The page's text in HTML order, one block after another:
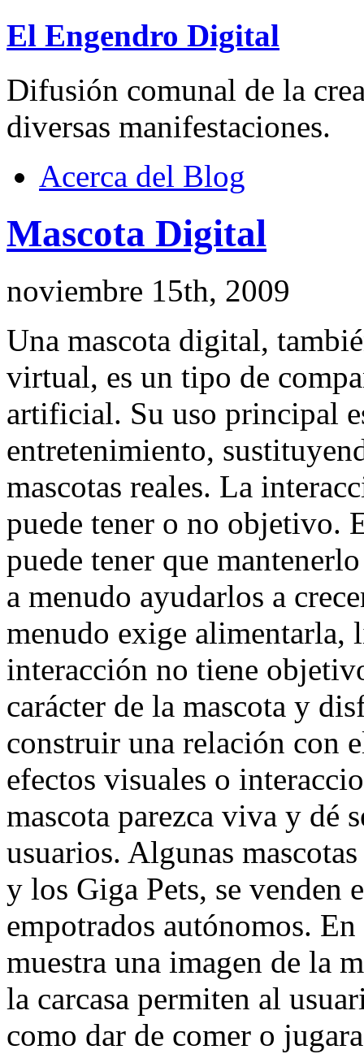
El Engendro Digital
Difusión comunal de la
diversas manifestaciones.
Acerca del Blog
Mascota Digital
noviembre 15th, 2009
Una mascota digital,
virtual, es un tipo de
artificial. Su uso principal
entretenimiento,
mascotas reales. La
puede tener o no objetivo.
puede tener que
a menudo ayudarlos a
menudo exige
interacción no tiene
carácter de la mascota y
construir una relación con
efectos visuales o
mascota parezca viva y dé
usuarios. Algunas
y los Giga Pets, se venden
empotrados autónomos.
muestra una imagen de la
la carcasa permiten al
como dar de comer o